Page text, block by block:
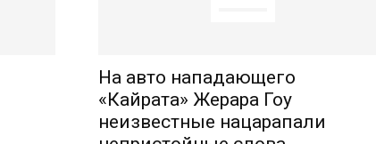
На авто нападающего
«Кайрата» Жерара Гоу
неизвестные нацарапали